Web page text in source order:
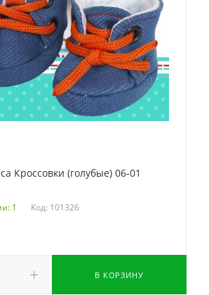
Кроссовки (голубые) 06-01
1 Код: 101326
В КОРЗИНУ